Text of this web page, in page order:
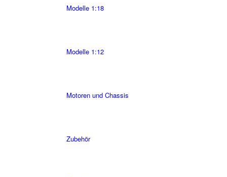
Modelle 1:18
Modelle 1:12
Motoren und Chassis
Zubehör